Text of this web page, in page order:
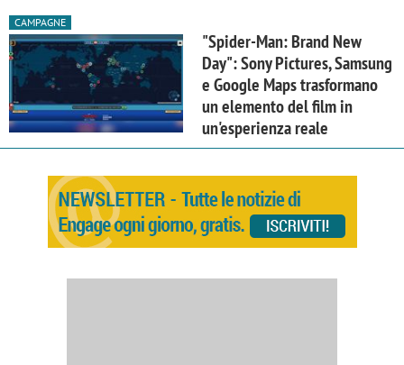
CAMPAGNE
"Spider-Man: Brand New
Day": Sony Pictures, Samsung
e Google Maps trasformano
un elemento del film in
un'esperienza reale